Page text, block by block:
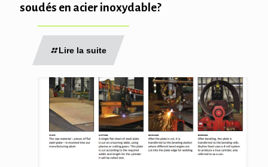
soudés en acier inoxydable?
Lire la suite